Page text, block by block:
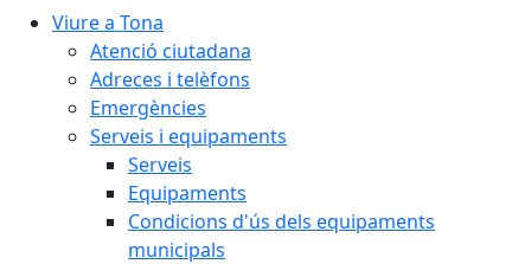
Viure a Tona
Atenció ciutadana
Adreces i telèfons
Emergències
Serveis i equipaments
Serveis
Equipaments
Condicions d'ús dels equipaments
municipals